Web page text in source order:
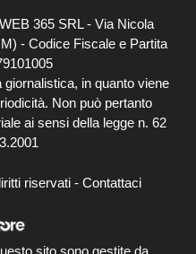
365 SRL - Via Nicola
- Codice Fiscale e Partita
in quanto viene
Non può pertanto
ai sensi della legge n. 62
riservati - Contattaci
sito sono gestite da